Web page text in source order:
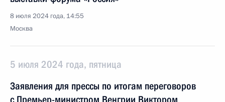
8 июля 2024 года, 14:55
Москва
5 июля 2024 года, пятница
Заявления для прессы по итогам переговоров
с Премьер-министром Венгрии Виктором